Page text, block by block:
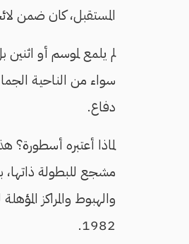
المستقبل، كان ضمن
لم يلمع لموسم أو
سواء من الناحية
دفاع.
لماذا أعتبره
مشجع للبطولة ذاتها،
1982.